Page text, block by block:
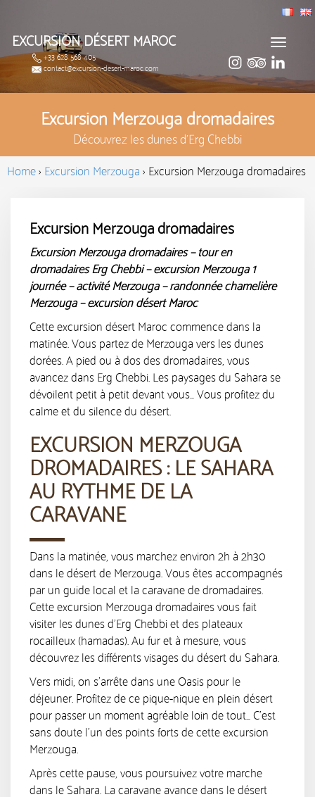
EXCURSION DÉSERT MAROC
+33 628 568 405
contact@excursion-desert-maroc.com
Toggle
Excursion Merzouga dromadaires
Découvrez les dunes d'Erg Chebbi
Home › Excursion Merzouga › Excursion Merzouga dromadaires
Excursion Merzouga dromadaires
Excursion Merzouga dromadaires – tour en
dromadaires Erg Chebbi – excursion Merzouga 1
journée – activité Merzouga – randonnée chamelière
Merzouga – excursion désert Maroc
Cette excursion désert Maroc commence dans la
matinée. Vous partez de Merzouga vers les dunes
dorées. A pied ou à dos des dromadaires, vous
avancez dans Erg Chebbi. Les paysages du Sahara se
dévoilent petit à petit devant vous… Vous profitez du
calme et du silence du désert.
EXCURSION MERZOUGA
DROMADAIRES : LE SAHARA
AU RYTHME DE LA
CARAVANE
Dans la matinée, vous marchez environ 2h à 2h30
dans le désert de Merzouga. Vous êtes accompagnés
par un guide local et la caravane de dromadaires.
Cette excursion Merzouga dromadaires vous fait
visiter les dunes d’Erg Chebbi et des plateaux
rocailleux (hamadas). Au fur et à mesure, vous
découvrez les différents visages du désert du Sahara.
Vers midi, on s’arrête dans une Oasis pour le
déjeuner. Profitez de ce pique-nique en plein désert
pour passer un moment agréable loin de tout… C’est
sans doute l’un des points forts de cette excursion
Merzouga.
Après cette pause, vous poursuivez votre marche
dans le Sahara. La caravane avance dans le désert